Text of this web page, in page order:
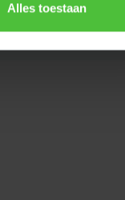
Alles toestaan